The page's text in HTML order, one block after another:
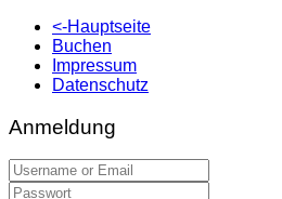
<-Hauptseite
Buchen
Impressum
Datenschutz
Anmeldung